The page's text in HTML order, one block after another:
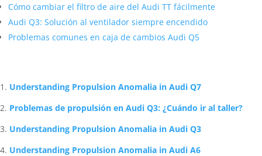
Cómo cambiar el filtro de aire del Audi TT fácilmente
Audi Q3: Solución al ventilador siempre encendido
Problemas comunes en caja de cambios Audi Q5
Understanding Propulsion Anomalia in Audi Q7
Problemas de propulsión en Audi Q3: ¿Cuándo ir al taller?
Understanding Propulsion Anomalia in Audi Q3
Understanding Propulsion Anomalia in Audi A6